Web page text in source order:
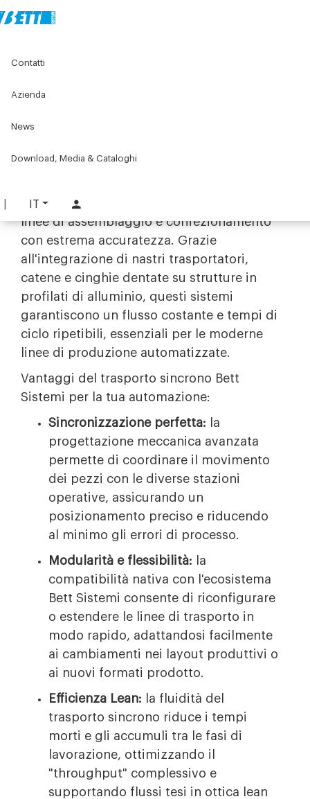
IT
Contatti
Azienda
News
Download, Media & Cataloghi
Trasportatore sincrono
La gamma di soluzioni per il
gestire il movimento dei prodotti lungo le
linee di assemblaggio e confezionamento
con estrema accuratezza. Grazie
all'integrazione di nastri trasportatori,
catene e cinghie dentate su strutture in
profilati di alluminio, questi sistemi
garantiscono un flusso costante e tempi di
ciclo ripetibili, essenziali per le moderne
linee di produzione automatizzate.
Vantaggi del trasporto sincrono Bett
Sistemi per la tua automazione:
Sincronizzazione perfetta: la
progettazione meccanica avanzata
permette di coordinare il movimento
dei pezzi con le diverse stazioni
operative, assicurando un
posizionamento preciso e riducendo
al minimo gli errori di processo.
Modularità e flessibilità: la
compatibilità nativa con l'ecosistema
Bett Sistemi consente di riconfigurare
o estendere le linee di trasporto in
modo rapido, adattandosi facilmente
ai cambiamenti nei layout produttivi o
ai nuovi formati prodotto.
Efficienza Lean: la fluidità del
trasporto sincrono riduce i tempi
morti e gli accumuli tra le fasi di
lavorazione, ottimizzando il
"throughput" complessivo e
supportando flussi tesi in ottica lean